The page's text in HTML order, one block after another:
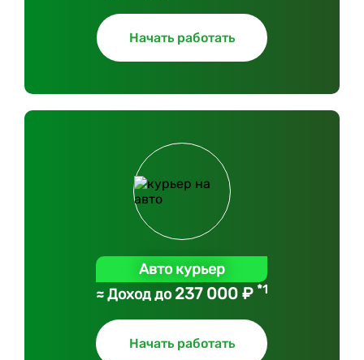
Начать работать
Авто курьер
≈ Доход до237 000 ₽ *1
Начать работать